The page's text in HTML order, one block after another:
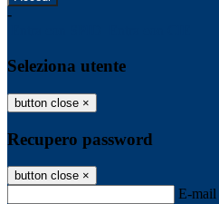
-
Seleziona utente
button close ×
Recupero password
button close ×
E-mail